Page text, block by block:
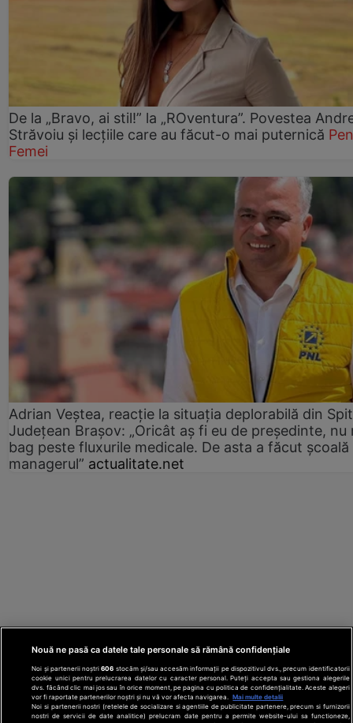
De la „Bravo, ai stil!” la „ROventura”. Povestea
Străvoiu și lecțiile care au făcut-o mai puternică
Femei
Adrian Veștea, reacție la situația deplorabilă din
Județean Brașov: „Oricât aș fi eu de președinte, nu
bag peste fluxurile medicale. De asta a făcut școală
managerul” actualitate.net
Nouă ne pasă ca datele tale personale să rămână confidențiale
Noi și partenerii noștri606 stocăm și/sau accesăm informații pe dispozitivul dvs., precum identificatorii
cookie unici pentru prelucrarea datelor cu caracter personal. Puteți accepta sau gestiona alegerile
dvs. făcând clic mai jos sau în orice moment, pe pagina cu politica de confidențialitate. Aceste alegeri
vor fi raportate partenerilor noștri și nu vă vor afecta navigarea.
Mai multe detalii
Noi si partenerii nostri (retelele de socializare si agentiile de publicitate partenere, precum si furnizorii
nostri de servicii de date analitice) prelucram date pentru a permite website-ului sa functioneze,